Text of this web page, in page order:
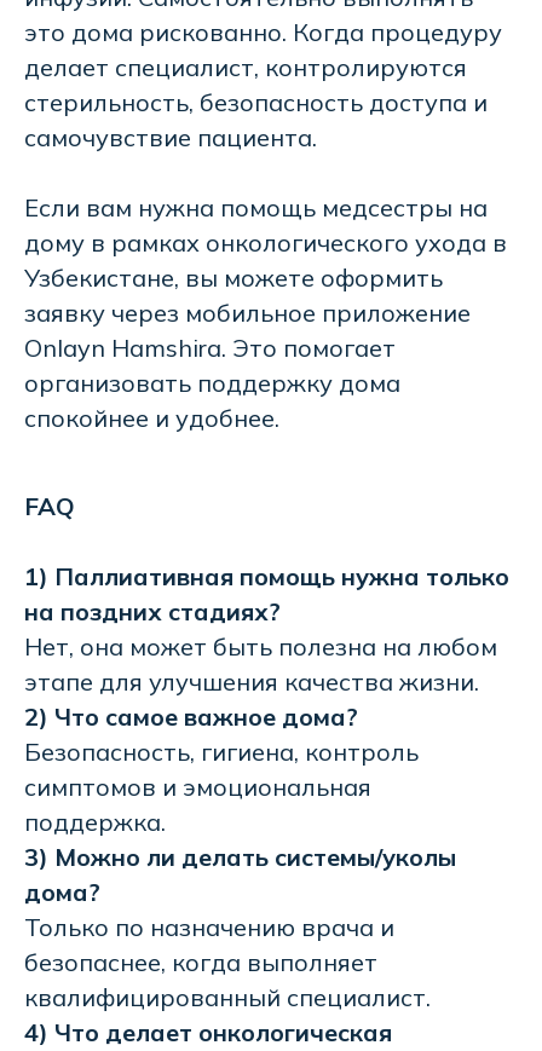
это дома рискованно. Когда процедуру
делает специалист, контролируются
стерильность, безопасность доступа и
самочувствие пациента.
Если вам нужна помощь медсестры на
дому в рамках онкологического ухода в
Узбекистане, вы можете оформить
заявку через мобильное приложение
Onlayn Hamshira. Это помогает
организовать поддержку дома
спокойнее и удобнее.
FAQ
1) Паллиативная помощь нужна только
на поздних стадиях?
Нет, она может быть полезна на любом
этапе для улучшения качества жизни.
2) Что самое важное дома?
Безопасность, гигиена, контроль
симптомов и эмоциональная
поддержка.
3) Можно ли делать системы/уколы
дома?
Только по назначению врача и
безопаснее, когда выполняет
квалифицированный специалист.
4) Что делает онкологическая
Сертификаты
©Все права защищены 2025.
на Android
на iPhone
и политика конфиденциальности